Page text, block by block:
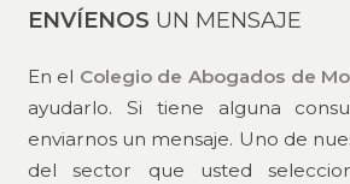
ENVÍENOS UN MENSAJE
En el Colegio de Abogados de
ayudarlo. Si tiene alguna
enviarnos un mensaje. Uno de
del sector que usted